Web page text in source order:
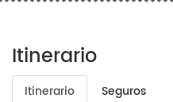
Itinerario
Itinerario Seguros